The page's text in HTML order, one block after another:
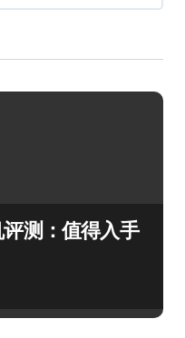
测：值得入手